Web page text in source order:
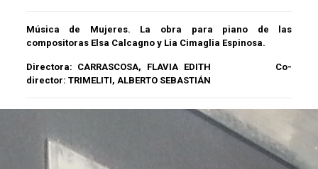
Música de Mujeres. La obra para piano de las
compositoras Elsa Calcagno y Lia Cimaglia Espinosa.
Directora: CARRASCOSA, FLAVIA EDITH Co-
director: TRIMELITI, ALBERTO SEBASTIÁN